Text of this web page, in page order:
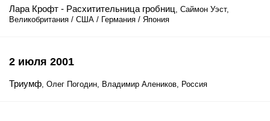
Лара Крофт - Расхитительница гробниц, Саймон Уэст,
Великобритания / США / Германия / Япония
2 июля 2001
Триумф, Олег Погодин, Владимир Алеников, Россия